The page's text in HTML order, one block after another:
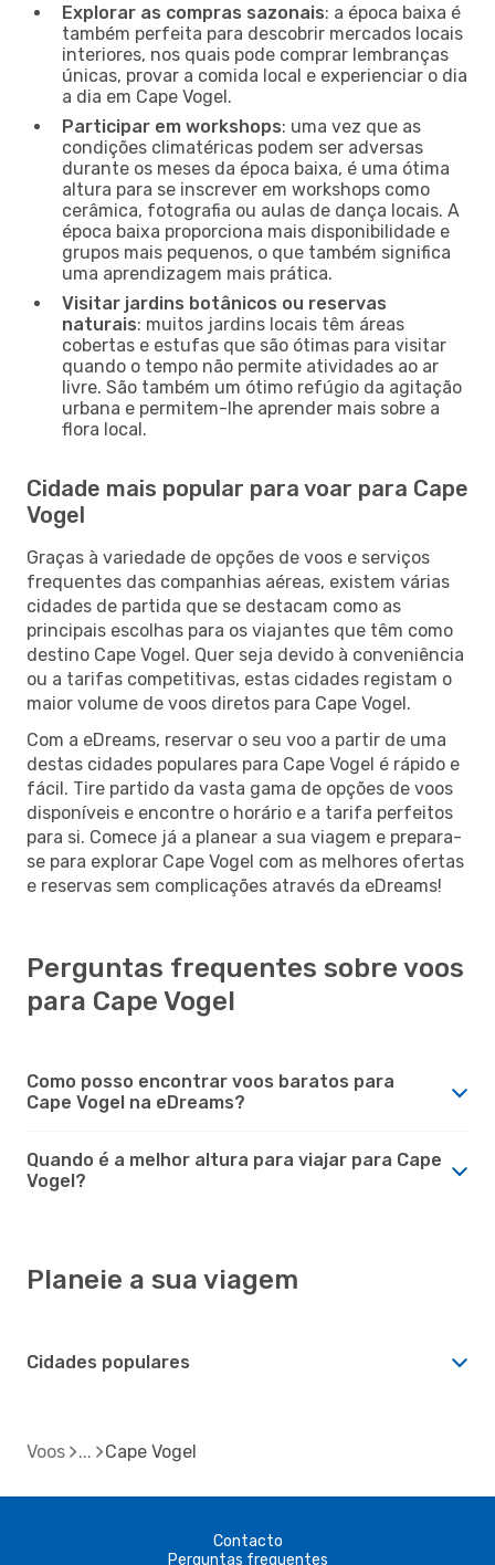
Explorar as compras sazonais: a época baixa é
também perfeita para descobrir mercados locais
interiores, nos quais pode comprar lembranças
únicas, provar a comida local e experienciar o dia
a dia em Cape Vogel.
Participar em workshops: uma vez que as
condições climatéricas podem ser adversas
durante os meses da época baixa, é uma ótima
altura para se inscrever em workshops como
cerâmica, fotografia ou aulas de dança locais. A
época baixa proporciona mais disponibilidade e
grupos mais pequenos, o que também significa
uma aprendizagem mais prática.
Visitar jardins botânicos ou reservas
naturais: muitos jardins locais têm áreas
cobertas e estufas que são ótimas para visitar
quando o tempo não permite atividades ao ar
livre. São também um ótimo refúgio da agitação
urbana e permitem-lhe aprender mais sobre a
flora local.
Cidade mais popular para voar para Cape
Vogel
Graças à variedade de opções de voos e serviços
frequentes das companhias aéreas, existem várias
cidades de partida que se destacam como as
principais escolhas para os viajantes que têm como
destino Cape Vogel. Quer seja devido à conveniência
ou a tarifas competitivas, estas cidades registam o
maior volume de voos diretos para Cape Vogel.
Com a eDreams, reservar o seu voo a partir de uma
destas cidades populares para Cape Vogel é rápido e
fácil. Tire partido da vasta gama de opções de voos
disponíveis e encontre o horário e a tarifa perfeitos
para si. Comece já a planear a sua viagem e prepara-
se para explorar Cape Vogel com as melhores ofertas
e reservas sem complicações através da eDreams!
Perguntas frequentes sobre voos
para Cape Vogel
Como posso encontrar voos baratos para
Cape Vogel na eDreams?
Quando é a melhor altura para viajar para Cape
Vogel?
Planeie a sua viagem
Cidades populares
Voos Cape Vogel
Contacto
Perguntas frequentes